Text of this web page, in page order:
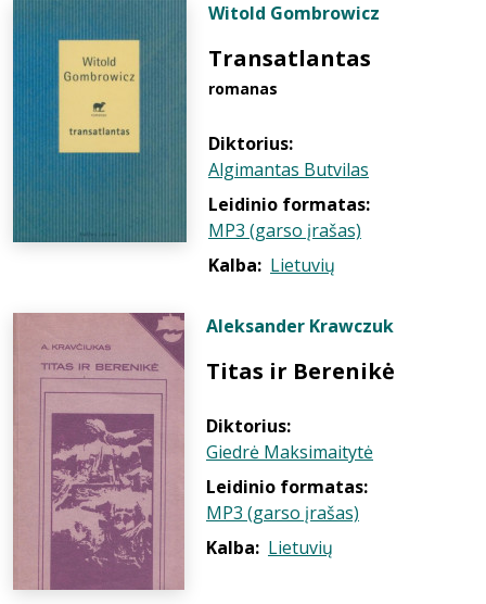
Witold Gombrowicz
Transatlantas
romanas
Diktorius:
Algimantas Butvilas
Leidinio formatas:
MP3 (garso įrašas)
Kalba: Lietuvių
Aleksander Krawczuk
Titas ir Berenikė
Diktorius:
Giedrė Maksimaitytė
Leidinio formatas:
MP3 (garso įrašas)
Kalba: Lietuvių